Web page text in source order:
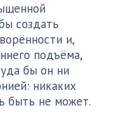
создать
и,
подъёма,
бы он ни
никаких
быть не может.